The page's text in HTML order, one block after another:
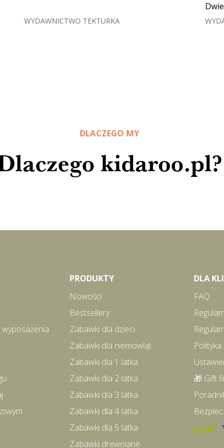
WYDAWNICTWO TEKTURKA
kidaroo.pl?
DLACZEGO MY
PRODUKTY
Nowości
Bestsellery
Zabawki dla dzieci
Zabawki dla niemowląt
Zabawki dla 1 latka
Zabawki dla 2 latka
Zabawki dla 3 latka
Zabawki dla 4 latka
Zabawki dla 5 latka
Zabawki drewniane
DLA
FAQ
🎁 Gift